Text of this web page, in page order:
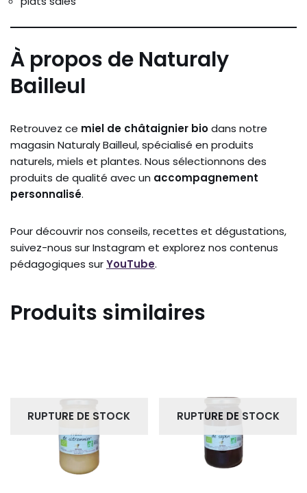
À propos de Naturaly
Bailleul
Retrouvez ce miel de châtaignier biodans notre
magasin Naturaly Bailleul, spécialisé en produits
naturels, miels et plantes. Nous sélectionnons des
produits de qualité avec un accompagnement
personnalisé.
Pour découvrir nos conseils, recettes et dégustations,
suivez-nous surInstagram et explorez nos contenus
pédagogiques surYouTube.
Produits similaires
RUPTURE DE STOCK RUPTURE DE STOCK